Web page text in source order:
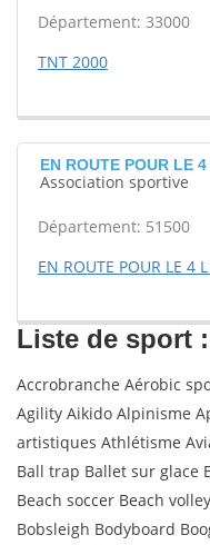
Département: 33000
TNT 2000
EN ROUTE POUR LE
Association sportive
Département: 51500
EN ROUTE POUR LE 4
Liste de sport :
Accrobranche Aérobic
Agility Aikido Alpinisme
artistiques Athlétisme
Ball trap Ballet sur glace
Beach soccer Beach
Bobsleigh Bodyboard